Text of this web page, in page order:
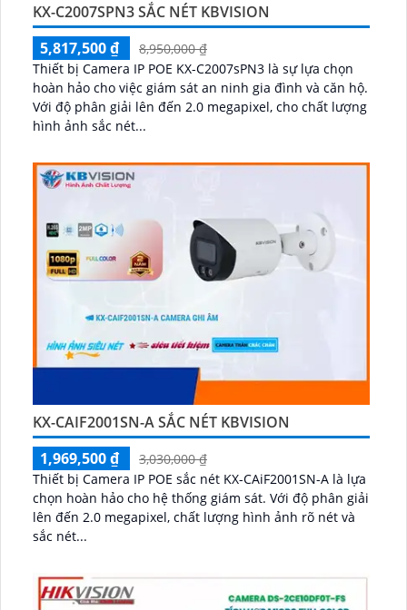
KX-C2007SPN3 SẮC NÉT KBVISION
5,817,500 ₫
8,950,000 ₫
Thiết bị Camera IP POE KX-C2007sPN3 là sự lựa chọn
hoàn hảo cho việc giám sát an ninh gia đình và căn hộ.
Với độ phân giải lên đến 2.0 megapixel, cho chất lượng
hình ảnh sắc nét...
KX-CAIF2001SN-A SẮC NÉT KBVISION
1,969,500 ₫
3,030,000 ₫
Thiết bị Camera IP POE sắc nét KX-CAiF2001SN-A là lựa
chọn hoàn hảo cho hệ thống giám sát. Với độ phân giải
lên đến 2.0 megapixel, chất lượng hình ảnh rõ nét và
sắc nét...